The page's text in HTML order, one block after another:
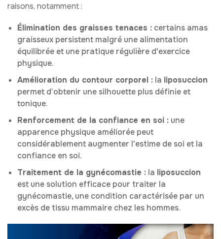
raisons, notamment :
Élimination des graisses tenaces : certains amas
graisseux persistent malgré une alimentation
équilibrée et une pratique régulière d'exercice
physique.
Amélioration du contour corporel : la liposuccion
permet d’obtenir une silhouette plus définie et
tonique.
Renforcement de la confiance en soi : une
apparence physique améliorée peut
considérablement augmenter l'estime de soi et la
confiance en soi.
Traitement de la gynécomastie : la liposuccion
est une solution efficace pour traiter la
gynécomastie, une condition caractérisée par un
excès de tissu mammaire chez les hommes.